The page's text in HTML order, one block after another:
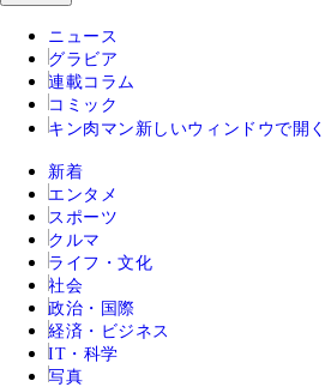
ニュース
グラビア
連載コラム
コミック
キン肉マン 新しいウィンドウで開く
新着
エンタメ
スポーツ
クルマ
ライフ・文化
社会
政治・国際
経済・ビジネス
IT・科学
写真